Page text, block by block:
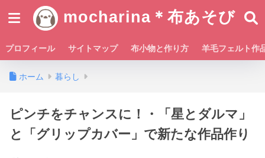
mocharina＊布あそび
プロフィール サイトマップ 布小物と作り方 羊毛フェルト作
ホーム 暮らし
ピンチをチャンスに！・「星とダルマ」
と「グリップカバー」で新たな作品作り